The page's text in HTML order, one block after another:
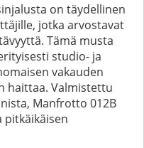
on täydellinen
jotka arvostavat
Tämä musta
studio- ja
vakauden
haittaa. Valmistettu
Manfrotto 012B
pitkäikäisen